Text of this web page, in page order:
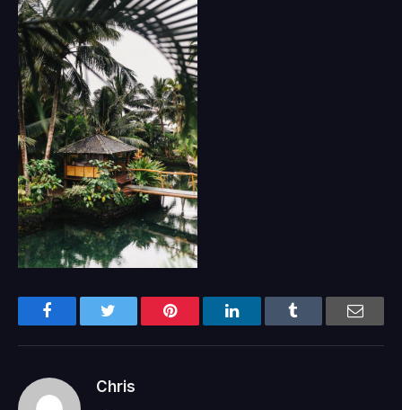
Facebook Pinterest LinkedIn Email
Chris